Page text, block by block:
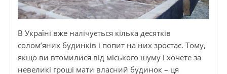
В Україні вже налічується кілька десятків
солом’яних будинків і попит на них зростає. Тому,
якщо ви втомилися від міського шуму і хочете за
невеликі гроші мати власний будинок – ця